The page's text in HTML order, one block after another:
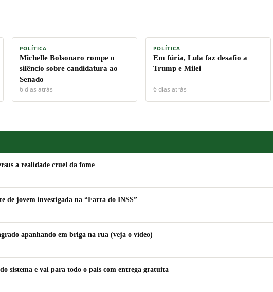
POLÍTICA
Michelle Bolsonaro rompe o
silêncio sobre candidatura ao
Senado
6 dias atrás
POLÍTICA
Em fúria, Lula faz desafio a
Trump e Milei
6 dias atrás
a realidade cruel da fome
de jovem investigada na “Farra do INSS”
apanhando em briga na rua (veja o vídeo)
sistema e vai para todo o país com entrega gratuita